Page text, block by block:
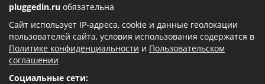
pluggedin.ru обязательна
Сайт использует IP-адреса, cookie и данные геолокации
пользователей сайта, условия использования содержатся в
Политике конфиденциальности и Пользовательском
соглашении
Социальные сети: